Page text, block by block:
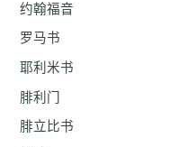
约翰福音
罗马书
耶利米书
腓利门
腓立比书